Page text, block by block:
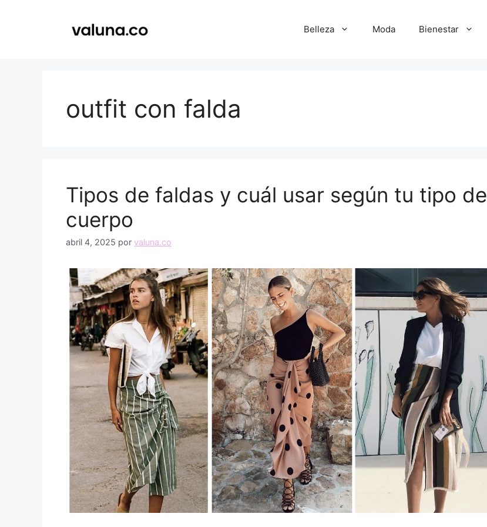
Belleza Moda Bienestar
outfit con falda
Tipos de faldas y cuál usar según tu tipo de
cuerpo
abril 4, 2025 por valuna.co